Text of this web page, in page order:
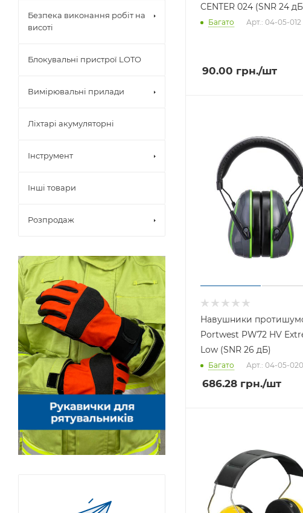
CENTER 024 (SNR 24
Багато Арт.: 04-05-012
90.00 грн./шт
Навушники
Portwest PW72 HV
Low (SNR 26 дБ)
Багато Арт.: 04-05-020
686.28 грн./шт
Безпека виконання робіт на
висоті
Блокувальні пристрої LOTO
Вимірювальні прилади
Ліхтарі акумуляторні
Інструмент
Інші товари
Розпродаж